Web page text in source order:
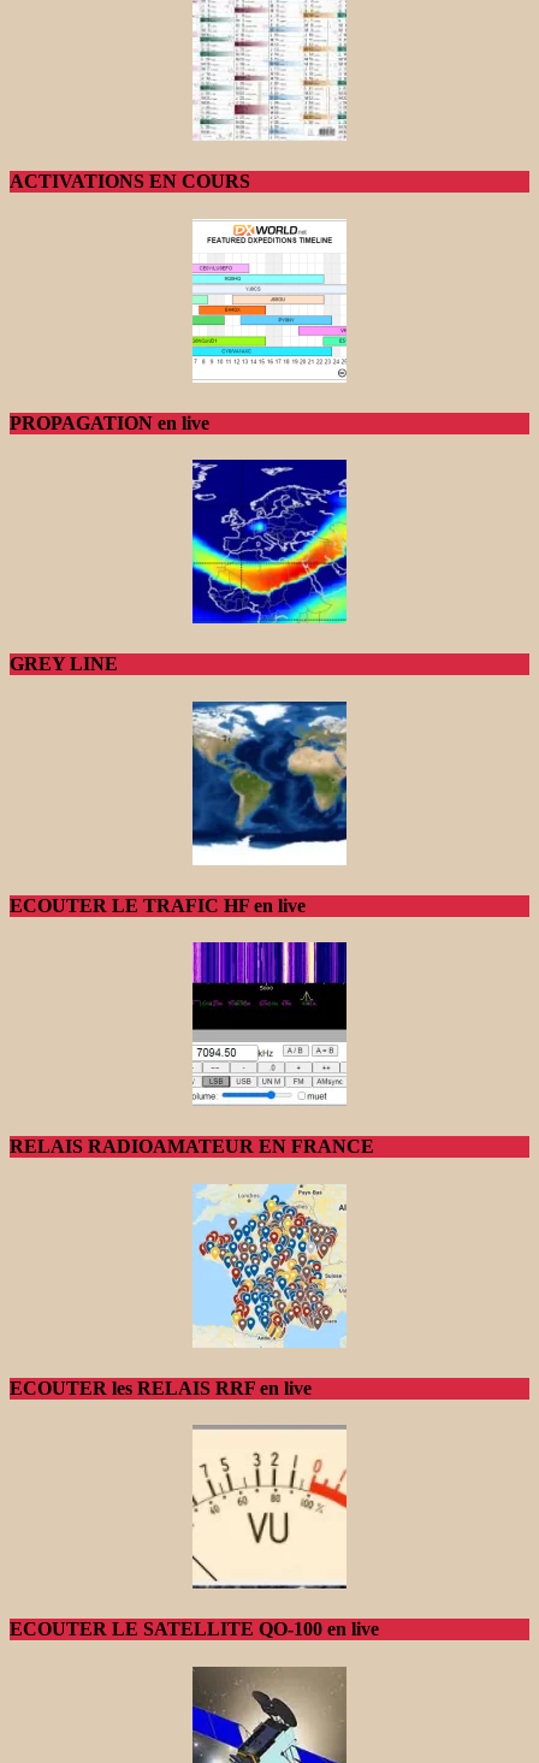
ACTIVATIONS EN COURS
PROPAGATION en live
GREY LINE
ECOUTER LE TRAFIC HF en live
RELAIS RADIOAMATEUR EN FRANCE
ECOUTER les RELAIS RRF en live
ECOUTER LE SATELLITE QO-100 en live